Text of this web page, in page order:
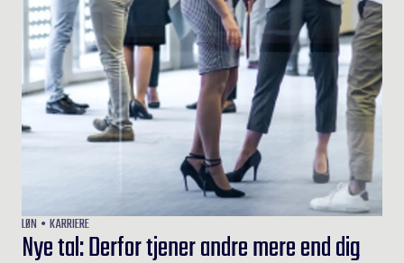
LØN KARRIERE
Nye tal: Derfor tjener andre mere end dig